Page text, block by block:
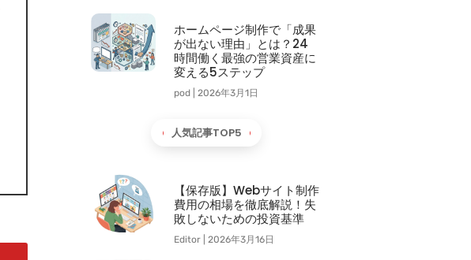
ホームページ制作で「成果
が出ない理由」とは？24
時間働く最強の営業資産に
変える5ステップ
pod 2026年3月1日
人気記事TOP5
【保存版】Webサイト制作
費用の相場を徹底解説！失
敗しないための投資基準
Editor 2026年3月16日